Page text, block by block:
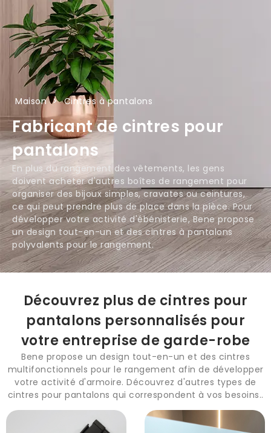
Maison > Cintres à pantalons
Fabricant de cintres pour
pantalons
En plus du rangement des vêtements, les gens
doivent acheter d'autres boîtes de rangement pour
organiser des bijoux simples, cravates ou ceintures,
ce qui peut prendre plus de place dans la pièce. Pour
développer votre activité d'ébénisterie, Bene propose
un design tout-en-un et des cintres à pantalons
polyvalents pour le rangement.
Découvrez plus de cintres pour
pantalons personnalisés pour
votre entreprise de garde-robe
Bene propose un design tout-en-un et des cintres
multifonctionnels pour le rangement afin de développer
votre activité d'armoire. Découvrez d'autres types de
cintres pour pantalons qui correspondent à vos besoins..